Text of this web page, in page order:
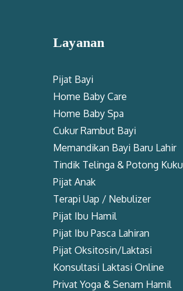
Layanan
Pijat Bayi
Home Baby Care
Home Baby Spa
Cukur Rambut Bayi
Memandikan Bayi Baru Lahir
Tindik Telinga & Potong Kuku
Pijat Anak
Terapi Uap / Nebulizer
Pijat Ibu Hamil
Pijat Ibu Pasca Lahiran
Pijat Oksitosin/Laktasi
Konsultasi Laktasi Online
Privat Yoga & Senam Hamil